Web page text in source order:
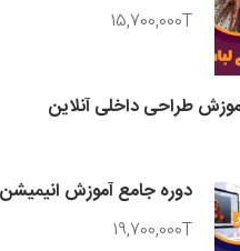
15,700,000T
طراحی داخلی آنلاین
دوره جامع آموزش
19,700,000T